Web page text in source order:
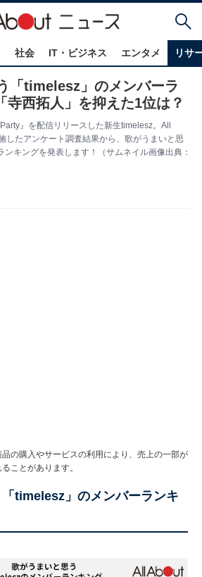
社会 IT・ビジネス エンタメ リサ
「timelesz」のメンバーラ
寺西拓人」を抑えた1位は？
』を配信リリースした新生timelesz。All
したアンケート調査結果から、歌がうまいと思
ンキングを発表します！（サムネイル画像出典：
の購入やサービスの利用により、売上の一部が
ことがあります。
timelesz」のメンバーランキ